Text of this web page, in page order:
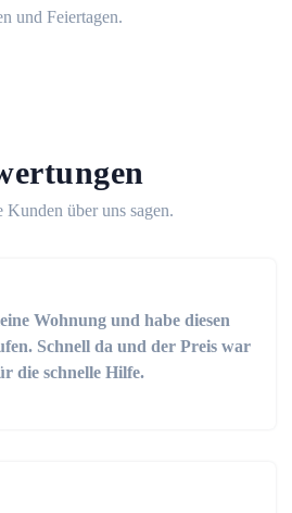
und Feiertagen.
Kunden über uns sagen.
Wohnung und habe diesen
Schnell da und der Preis war
die schnelle Hilfe.